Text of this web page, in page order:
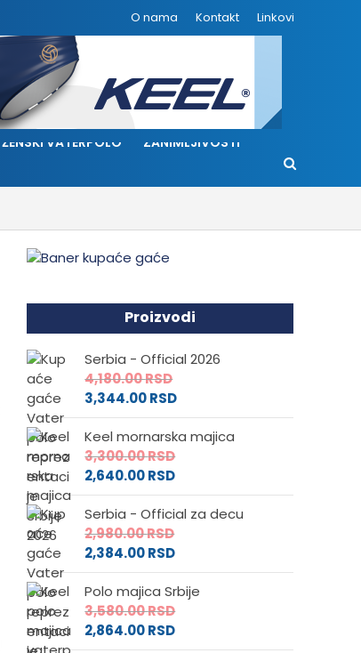
O nama Kontakt Linkovi
ŽENSKI VATERPOLO ZANIMLJIVOSTI
Proizvodi
Serbia - Official 2026
4,180.00RSD
3,344.00RSD
Keel mornarska majica
3,300.00RSD
2,640.00RSD
Serbia - Official za decu
2,980.00RSD
2,384.00RSD
Polo majica Srbije
3,580.00RSD
2,864.00RSD